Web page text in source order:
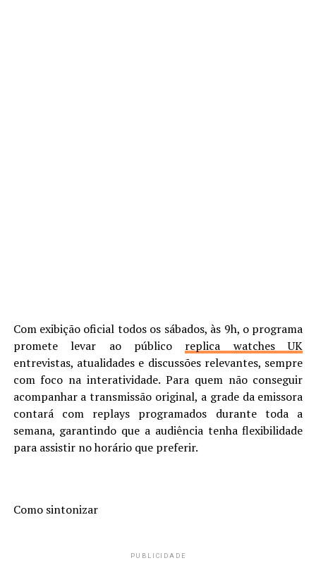
Com exibição oficial todos os sábados, às 9h, o programa
promete levar ao público replica watches UK
entrevistas, atualidades e discussões relevantes, sempre
com foco na interatividade. Para quem não conseguir
acompanhar a transmissão original, a grade da emissora
contará com replays programados durante toda a
semana, garantindo que a audiência tenha flexibilidade
para assistir no horário que preferir.
Como sintonizar
PUBLICIDADE